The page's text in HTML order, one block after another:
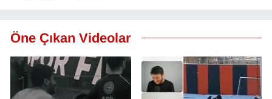
Öne Çıkan Videolar
Resmi İlanlar
RÖPORTAJ